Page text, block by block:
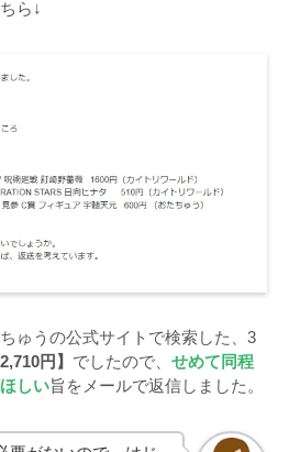
ら↓
ゅうの公式サイトで検索した、3
2,710円】 でしたので、 せめて同程
しい旨をメールで返信しました。